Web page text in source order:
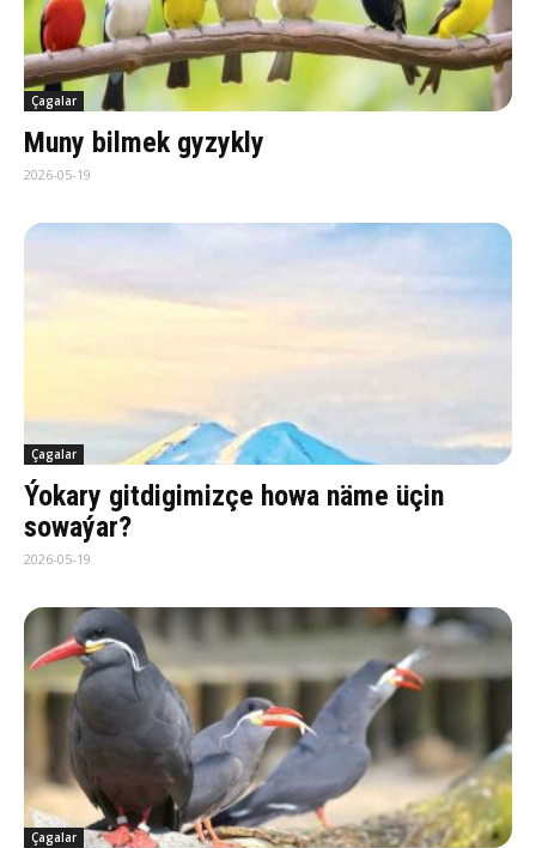
Çagalar
Muny bilmek gyzykly
2026-05-19
Çagalar
Ýokary gitdigimizçe howa näme üçin
sowaýar?
2026-05-19
Çagalar